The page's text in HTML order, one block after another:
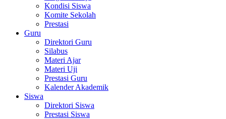
Kondisi Siswa
Komite Sekolah
Prestasi
Guru
Direktori Guru
Silabus
Materi Ajar
Materi Uji
Prestasi Guru
Kalender Akademik
Siswa
Direktori Siswa
Prestasi Siswa